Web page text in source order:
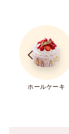
ホールケーキ